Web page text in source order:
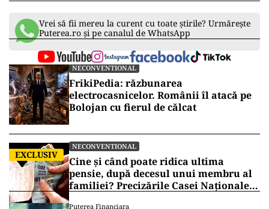
Vrei să fii mereu la curent cu toate știrile? Urmărește
Puterea.ro și pe canalul de WhatsApp
NECONVENTIONAL
FrikiPedia: răzbunarea
electrocasnicelor. Românii îl atacă pe
Bolojan cu fierul de călcat
EXCLUSIV
NECONVENTIONAL
Cine și când poate ridica ultima
pensie, după decesul unui membru al
familiei? Precizările Casei Naționale
Puterea Financiara